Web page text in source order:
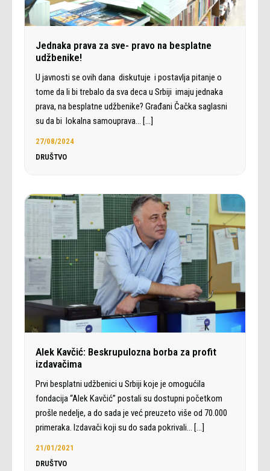
Jednaka prava za sve- pravo na besplatne
udžbenike!
U javnosti se ovih dana diskutuje i postavlja pitanje o
tome da li bi trebalo da sva deca u Srbiji imaju jednaka
prava, na besplatne udžbenike? Građani Čačka saglasni
su da bi lokalna samouprava… […]
27/08/2024
DRUŠTVO
Alek Kavčić: Beskrupulozna borba za profit
izdavačima
Prvi besplatni udžbenici u Srbiji koje je omogućila
fondacija “Alek Kavčić” postali su dostupni početkom
prošle nedelje, a do sada je već preuzeto više od 70.000
primeraka. Izdavači koji su do sada pokrivali… […]
21/01/2021
DRUŠTVO